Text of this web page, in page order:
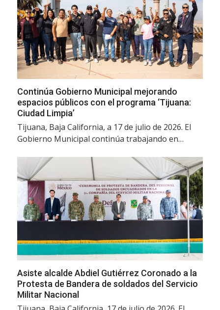
Continúa Gobierno Municipal mejorando
espacios públicos con el programa ‘Tijuana:
Ciudad Limpia’
Tijuana, Baja California, a 17 de julio de 2026. El
Gobierno Municipal continúa trabajando en…
Asiste alcalde Abdiel Gutiérrez Coronado a la
Protesta de Bandera de soldados del Servicio
Militar Nacional